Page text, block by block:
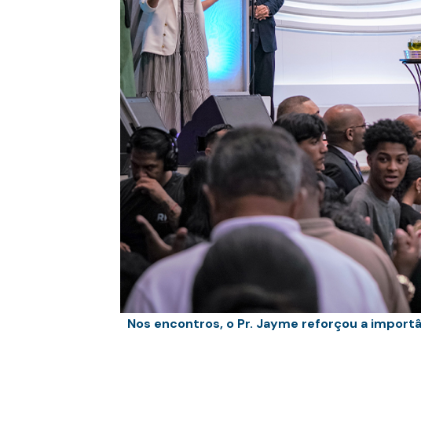
Nos encontros, o Pr. Jayme reforçou a